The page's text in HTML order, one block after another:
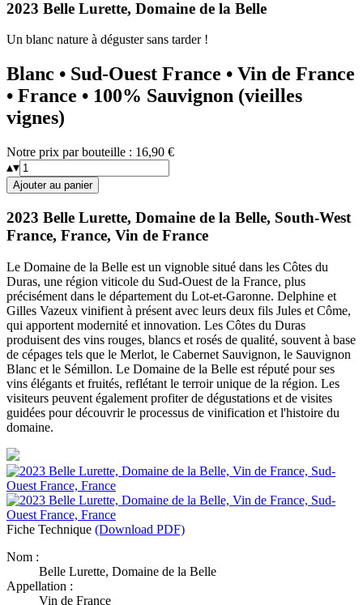
2023 Belle Lurette, Domaine de la Belle
Un blanc nature à déguster sans tarder !
Blanc • Sud-Ouest France • Vin de France
• France • 100% Sauvignon (vieilles
vignes)
Notre prix par bouteille : 16,90 €
▴▾
Ajouter au panier
2023 Belle Lurette, Domaine de la Belle, South-West
France, France, Vin de France
Le Domaine de la Belle est un vignoble situé dans les Côtes du
Duras, une région viticole du Sud-Ouest de la France, plus
précisément dans le département du Lot-et-Garonne. Delphine et
Gilles Vazeux vinifient à présent avec leurs deux fils Jules et Côme,
qui apportent modernité et innovation. Les Côtes du Duras
produisent des vins rouges, blancs et rosés de qualité, souvent à base
de cépages tels que le Merlot, le Cabernet Sauvignon, le Sauvignon
Blanc et le Sémillon. Le Domaine de la Belle est réputé pour ses
vins élégants et fruités, reflétant le terroir unique de la région. Les
visiteurs peuvent également profiter de dégustations et de visites
guidées pour découvrir le processus de vinification et l'histoire du
domaine.
Fiche Technique (Download PDF)
Nom :
Belle Lurette, Domaine de la Belle
Appellation :
Vin de France